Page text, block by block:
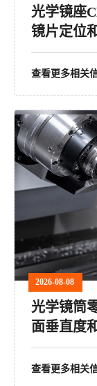
光学镜座
镜片定位
查看更多相关
2026-08-08
光学镜筒
面垂直度
查看更多相关